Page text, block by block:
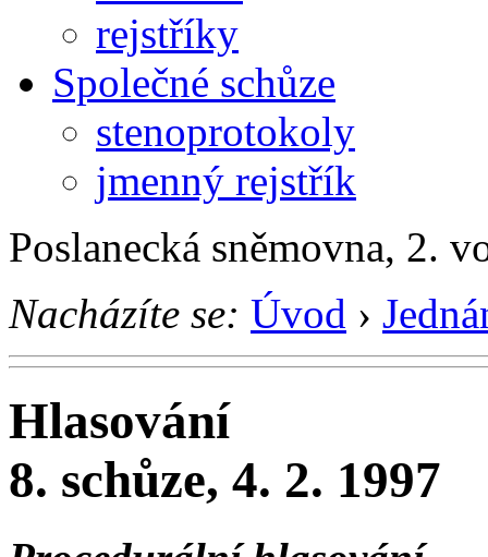
rejstříky
Společné schůze
stenoprotokoly
jmenný rejstřík
Poslanecká sněmovna, 2.
Nacházíte se: Úvod ›
Hlasování
8. schůze, 4. 2. 1997